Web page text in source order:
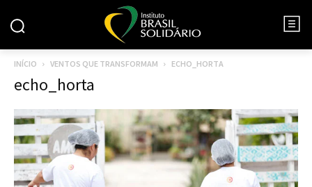
INÍCIO VENTOS QUE TRANSFORMAM ECHO_HORTA
echo_horta